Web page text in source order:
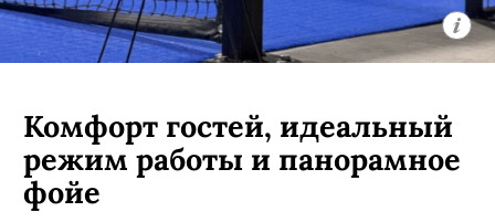
Комфорт гостей, идеальный
режим работы и панорамное
фойе